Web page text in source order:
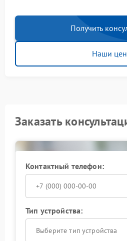
Получить
Наши
Заказать
Контактный телефон:
Тип устройства:
Выберите тип устройства